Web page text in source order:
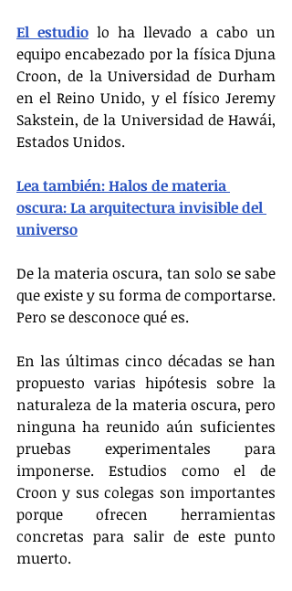
El estudio lo ha llevado a cabo un
equipo encabezado por la física Djuna
Croon, de la Universidad de Durham
en el Reino Unido, y el físico Jeremy
Sakstein, de la Universidad de Hawái,
Estados Unidos.
Lea también: Halos de materia
oscura: La arquitectura invisible del
universo
De la materia oscura, tan solo se sabe
que existe y su forma de comportarse.
Pero se desconoce qué es.
En las últimas cinco décadas se han
propuesto varias hipótesis sobre la
naturaleza de la materia oscura, pero
ninguna ha reunido aún suficientes
pruebas experimentales para
imponerse. Estudios como el de
Croon y sus colegas son importantes
porque ofrecen herramientas
concretas para salir de este punto
muerto.